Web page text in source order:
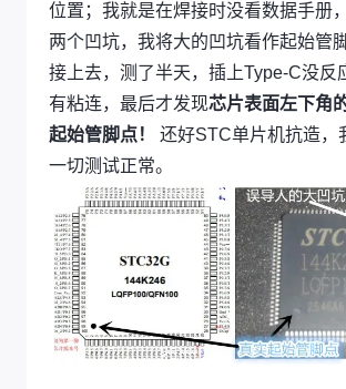
位置；我就是在焊接时没看数据手册
两个凹坑，我将大的凹坑看作起始管
接上去，测了半天，插上Type-C没反
有粘连，最后才发现芯片表面左下角
起始管脚点！
还好STC单片机抗造，
一切测试正常。